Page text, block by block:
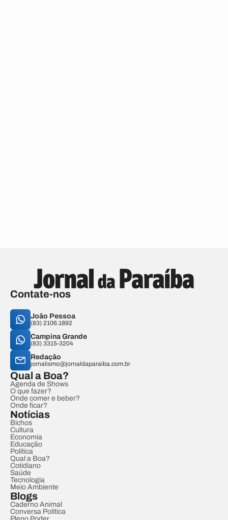
Contate-nos
João Pessoa
(83) 2106.1892
Campina Grande
(83) 3315-3204
Redação
jornalismo@jornaldaparaiba.com.br
Qual a Boa?
Agenda de Shows
O que fazer?
Onde comer e beber?
Onde ficar?
Notícias
Bichos
Cultura
Economia
Educação
Política
Qual a Boa?
Cotidiano
Saúde
Tecnologia
Meio Ambiente
Blogs
Caderno Animal
Conversa Política